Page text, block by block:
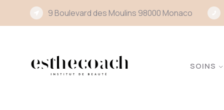
9 Boulevard des Moulins 98000 Monaco
SOINS